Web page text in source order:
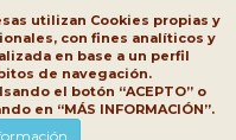
utilizan Cookies propias y
con fines analíticos y
en base a un perfil
de navegación.
el botón “ACEPTO” o
en “MÁS INFORMACIÓN”.